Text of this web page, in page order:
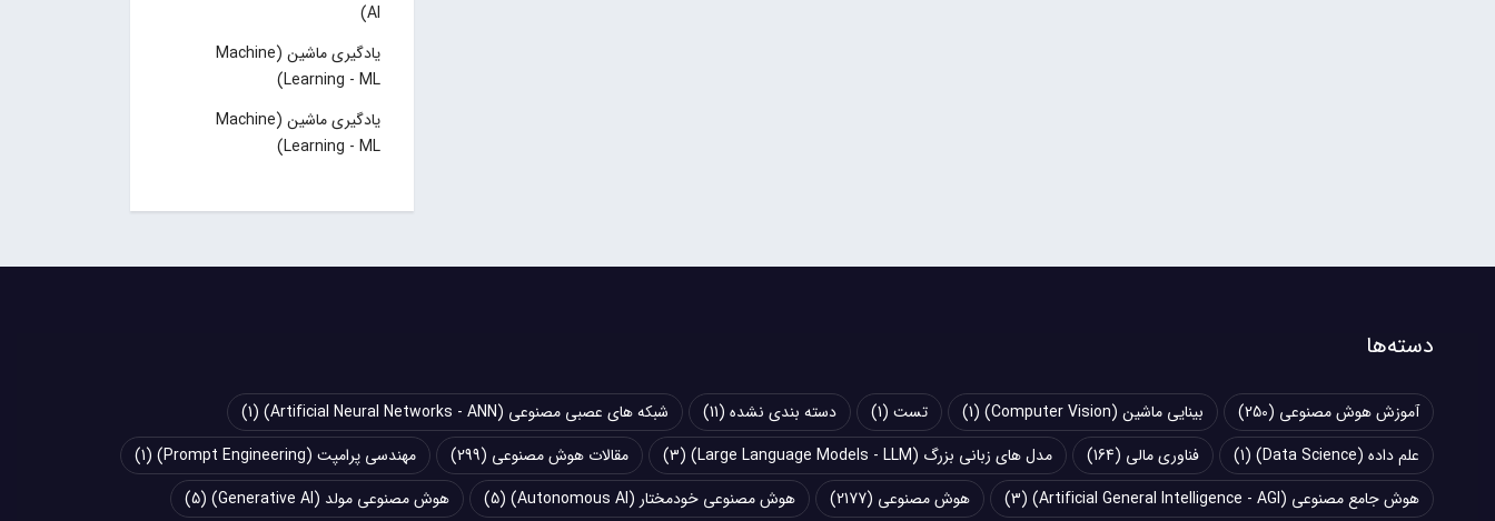
AI)
یادگیری ماشین (Machine
Learning - ML)
یادگیری ماشین (Machine
Learning - ML)
دسته‌ها
آموزش هوش مصنوعی (250) بینایی ماشین (Computer Vision) (1) تست (1) دسته بندی نشده (11) شبکه های عصبی مصنوعی (Artificial Neural Networks - ANN)
(1)
علم داده (Data Science)
(1) فناوری مالی (164) مدل های زبانی بزرگ (Large Language Models - LLM) (3) مقالات هوش مصنوعی (299) مهندسی پرامپت (Prompt Engineering)
(1)
هوش جامع مصنوعی (Artificial General Intelligence - AGI)
(3) هوش مصنوعی (2177) هوش مصنوعی خودمختار (Autonomous AI) (5) هوش مصنوعی مولد (Generative AI) (5)